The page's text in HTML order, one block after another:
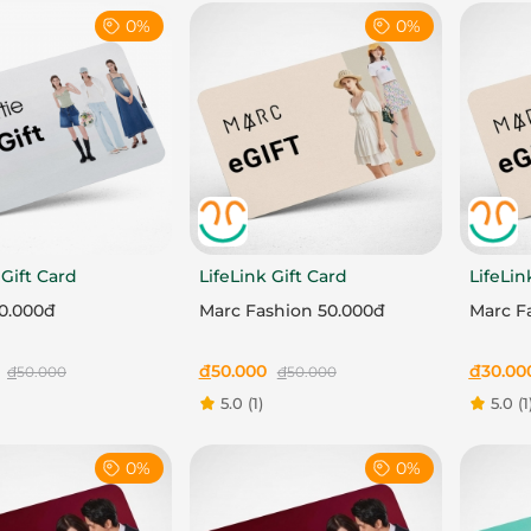
0%
Card
đ50.000
0%
LifeLink Gift Card
Marc Fashion 50.000đ
đ50.000 đ50.000
5.0 (1)
Marc
đ
5.0
0% 0%